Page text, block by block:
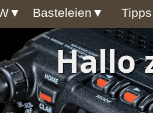
Basteleien▼
Hallo